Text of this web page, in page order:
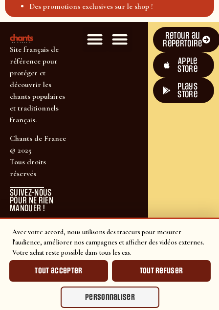
Avec votre accord, nous utilisons des traceurs pour mesurer
l'audience, améliorer nos campagnes et afficher des vidéos externes.
Votre achat reste possible dans tous les cas.
Tout accepter Tout refuser
Personnaliser
Des promotions exclusives sur le shop !
Site français de
référence pour
protéger et
découvrir les
chants populaires
et traditionnels
français.
Chants de France
© 2025
Tous droits
réservés
SUIVEZ-NOUS
POUR NE RIEN
MANQUER !
Retour au
répertoire
Apple
Store
plays
store